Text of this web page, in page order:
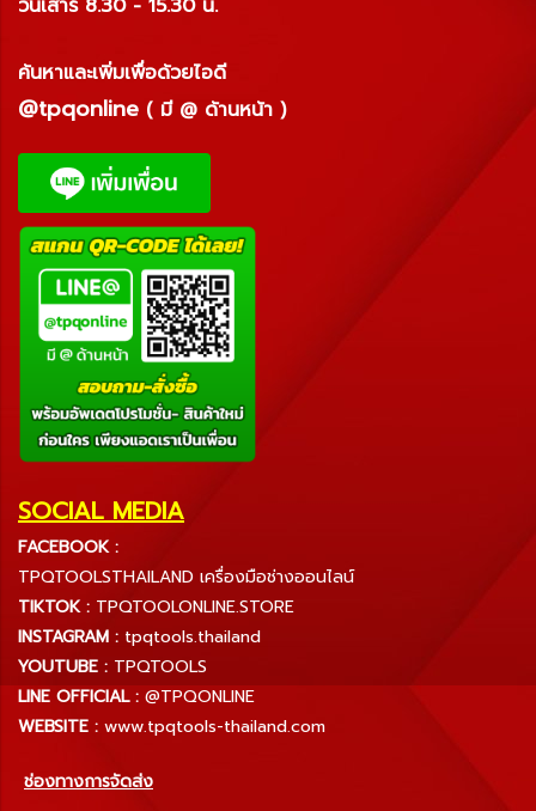
ค้นหาและเพิ่มเพื่อด้วยไอดี
@tpqonline ( มี @ ด้านหน้า )
SOCIAL MEDIA
FACEBOOK :
TPQTOOLSTHAILAND เครื่องมือช่างออนไลน์
TIKTOK : TPQTOOLONLINE.STORE
INSTAGRAM : tpqtools.thailand
YOUTUBE : TPQTOOLS
LINE OFFICIAL : @TPQONLINE
WEBSITE : www.tpqtools-thailand.com
ช่องทางการจัดส่ง